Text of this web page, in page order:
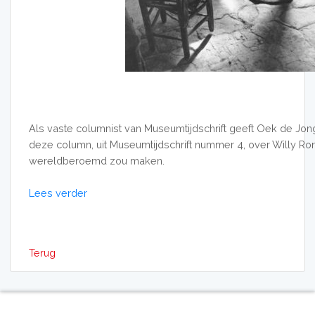
Als vaste columnist van Museumtijdschrift geeft Oek de
deze column, uit Museumtijdschrift nummer 4, over Willy
wereldberoemd zou maken.
Lees verder
Terug